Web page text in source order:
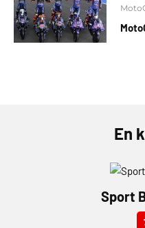
En
Sport